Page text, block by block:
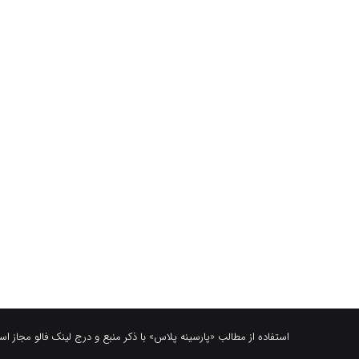
استفاده از مطالب «پارسینه پلاس» با ذکر منبع و درج لینک فالو مجاز